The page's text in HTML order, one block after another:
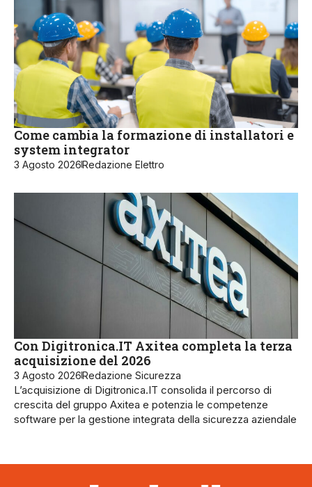
Come cambia la formazione di installatori e
system integrator
3 Agosto 2026Redazione Elettro
Con Digitronica.IT Axitea completa la terza
acquisizione del 2026
3 Agosto 2026Redazione Sicurezza
L’acquisizione di Digitronica.IT consolida il percorso di
crescita del gruppo Axitea e potenzia le competenze
software per la gestione integrata della sicurezza aziendale